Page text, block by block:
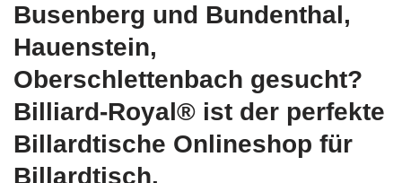
Busenberg und Bundenthal,
Hauenstein,
Oberschlettenbach gesucht?
Billiard-Royal® ist der perfekte
Billardtische Onlineshop für
Billardtisch.